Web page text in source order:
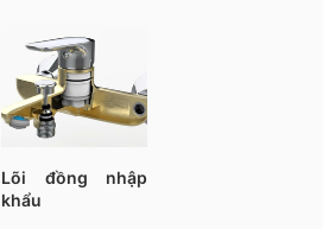
Lõi đồng nhập
khẩu